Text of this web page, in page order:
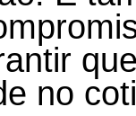
no